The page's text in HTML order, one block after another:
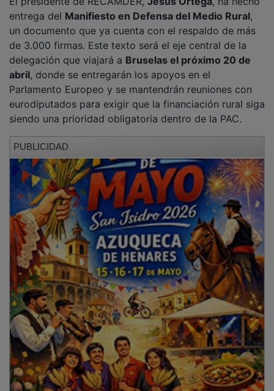
entrega delManifiesto en Defensa del Medio Rural
un documento que ya cuenta con el respaldo de más
de 3.000 firmas. Este texto será el eje central de la
delegación que viajará aBruselas el próximo 20 de
abril, donde se entregarán los apoyos en el
Parlamento Europeo y se mantendrán reuniones con
eurodiputados para exigir que la financiación rural siga
siendo una prioridad obligatoria dentro de la PAC.